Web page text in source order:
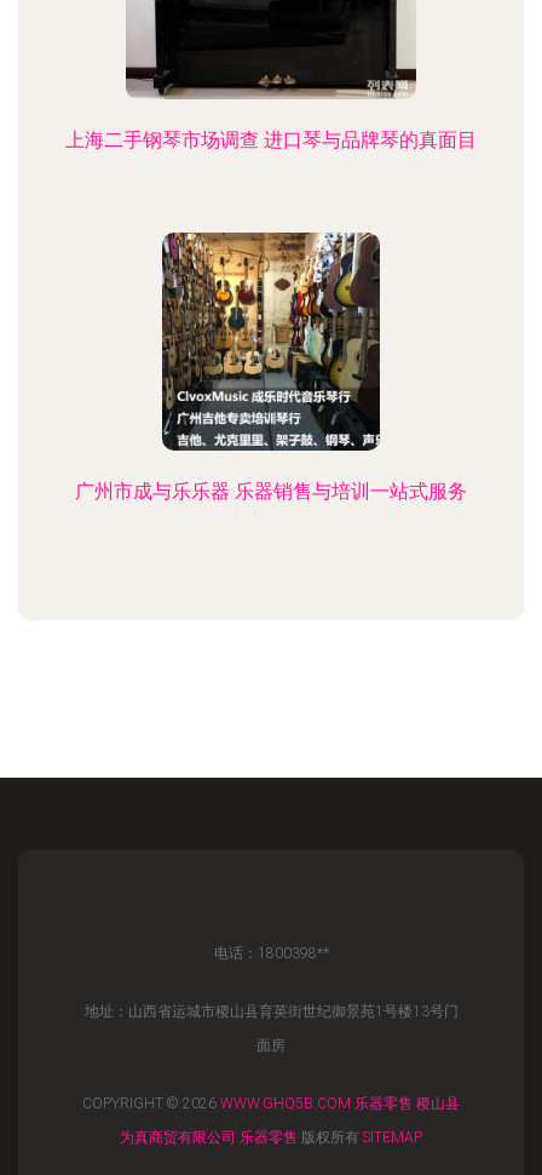
上海二手钢琴市场调查 进口琴与品牌琴的真面目
广州市成与乐乐器 乐器销售与培训一站式服务
电话：1800398**
地址：山西省运城市稷山县育英街世纪御景苑1号楼13号门
面房
COPYRIGHT © 2026 WWW.GHQ5B.COM 乐器零售 稷山县
为真商贸有限公司 乐器零售 版权所有 SITEMAP